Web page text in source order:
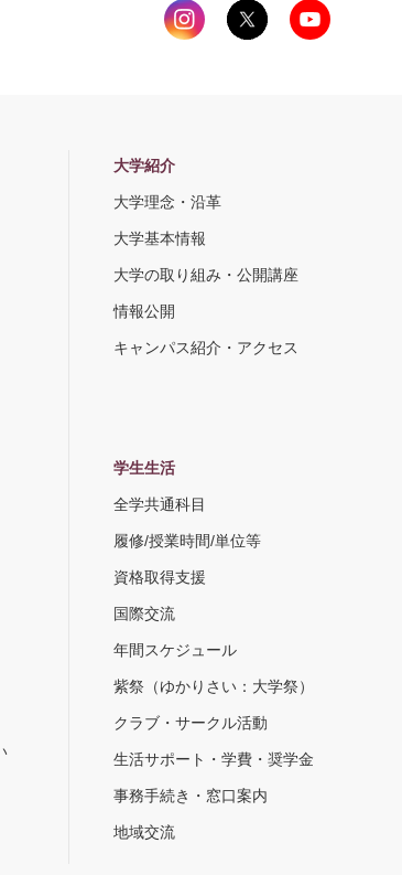
大学紹介
大学理念・沿革
大学基本情報
大学の取り組み・公開講座
情報公開
キャンパス紹介・アクセス
学生生活
全学共通科目
履修/授業時間/単位等
資格取得支援
国際交流
年間スケジュール
紫祭（ゆかりさい：大学祭）
クラブ・サークル活動
生活サポート・学費・奨学金
事務手続き・窓口案内
地域交流